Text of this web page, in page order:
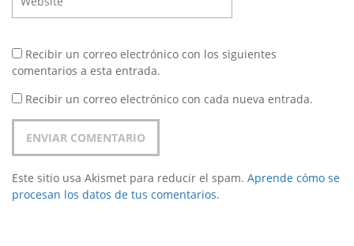
Recibir un correo electrónico con los siguientes
comentarios a esta entrada.
Recibir un correo electrónico con cada nueva entrada.
Este sitio usa Akismet para reducir el spam. Aprende cómo se
procesan los datos de tus comentarios.